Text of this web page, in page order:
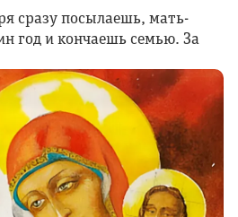
сразу посылаешь, мать-
год и кончаешь семью. За